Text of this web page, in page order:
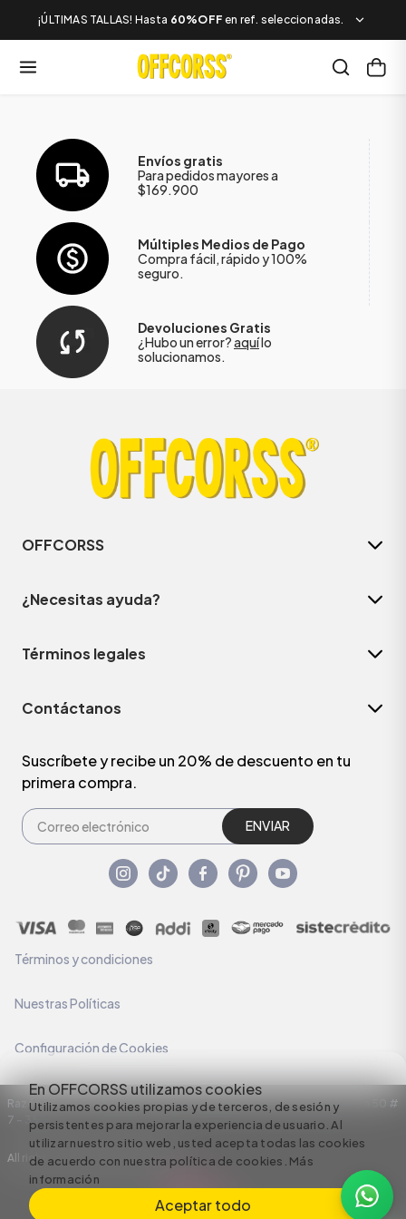
¡ÚLTIMAS TALLAS! Hasta 60%OFF en ref. seleccionadas.
En OFFCORSS utilizamos cookies
Utilizamos cookies propias y de terceros, de sesión y
persistentes para mejorar la experiencia de usuario. Al
utilizar nuestro sitio web, usted acepta todas las cookies
de acuerdo con nuestra política de cookies. Más
información
Aceptar todo
Envíos gratis
Para pedidos mayores a
$169.900
Múltiples Medios de Pago
Compra fácil, rápido y 100%
seguro.
Devoluciones Gratis
¿Hubo un error?aquílo
solucionamos.
OFFCORSS
¿Necesitas ayuda?
Términos legales
Contáctanos
Suscríbete y recibe un 20% de descuento en tu
primera compra.
ENVIAR
Términos y condiciones
Nuestras Políticas
Configuración de Cookies
Razón Social: C.I HERMECO S.A. NIT: 890924167-6 Dirección: Carrera 50 #
7 – 35
All rights reserved empowered by